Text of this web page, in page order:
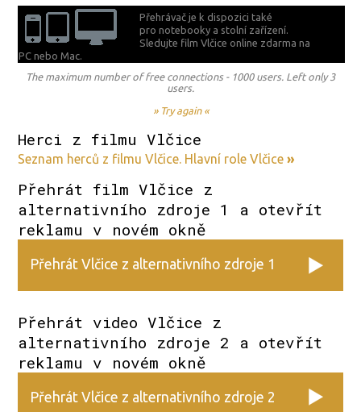
Přehrávač je k dispozici také
pro notebooky a stolní zařízení.
Sledujte film Vlčice online zdarma na
PC nebo Mac.
The maximum number of free connections - 1000 users. Left only 3
users.
» Try again «
Herci z filmu Vlčice
Seznam herců z filmu Vlčice. Hlavní role Vlčice »
Přehrát film Vlčice z
alternativního zdroje 1 a otevřít
reklamu v novém okně
Přehrát Vlčice z alternativního zdroje 1
Přehrát video Vlčice z
alternativního zdroje 2 a otevřít
reklamu v novém okně
Přehrát Vlčice z alternativního zdroje 2